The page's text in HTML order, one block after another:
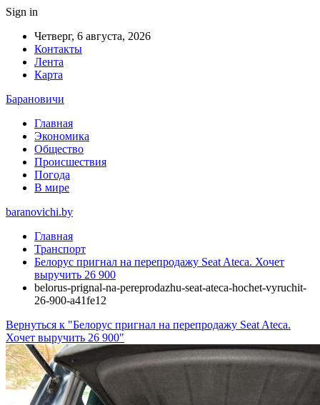
Sign in
Четверг, 6 августа, 2026
Контакты
Лента
Карта
Барановичи
Главная
Экономика
Общество
Происшествия
Погода
В мире
baranovichi.by
Главная
Транспорт
Белорус пригнал на перепродажу Seat Ateca. Хочет
выручить 26 900
belorus-prignal-na-pereprodazhu-seat-ateca-hochet-vyruchit-
26-900-a41fe12
Вернуться к "Белорус пригнал на перепродажу Seat Ateca.
Хочет выручить 26 900"